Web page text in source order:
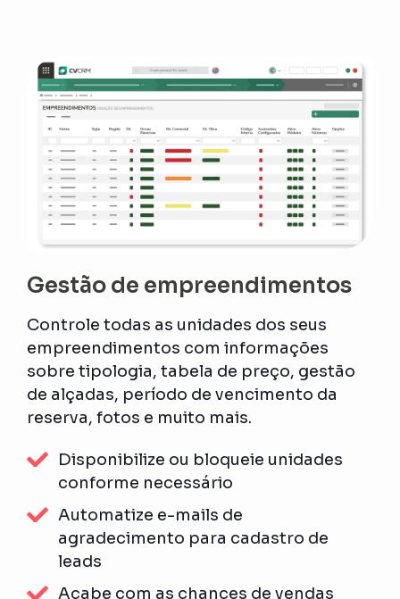
Gestão de empreendimentos
Controle todas as unidades dos seus
empreendimentos com informações
sobre tipologia, tabela de preço, gestão
de alçadas, período de vencimento da
reserva, fotos e muito mais.
Disponibilize ou bloqueie unidades
conforme necessário
Automatize e-mails de
agradecimento para cadastro de
leads
Acabe com as chances de vendas